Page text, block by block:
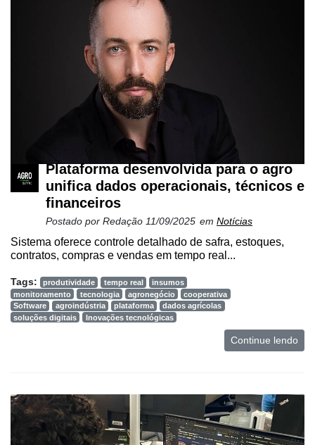
Plataforma desenvolvida para o agro
unifica dados operacionais, técnicos e
financeiros
Postado por Redação 11/09/2025 em Notícias
Sistema oferece controle detalhado de safra, estoques,
contratos, compras e vendas em tempo real...
Tags: produtividade tempo real
insumos
monitoramento
tecnologia agronegócio
cooperativa
Software
agroindústria plataforma
dados agrícolas
soluções digitais
Inovações tecnológicas
Continue lendo